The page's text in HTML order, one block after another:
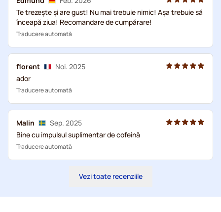
Te trezește și are gust! Nu mai trebuie nimic! Așa trebuie să
înceapă ziua! Recomandare de cumpărare!
Traducere automată
florent
Noi. 2025
ador
Traducere automată
Malin
Sep. 2025
Bine cu impulsul suplimentar de cofeină
Traducere automată
Vezi toate recenziile